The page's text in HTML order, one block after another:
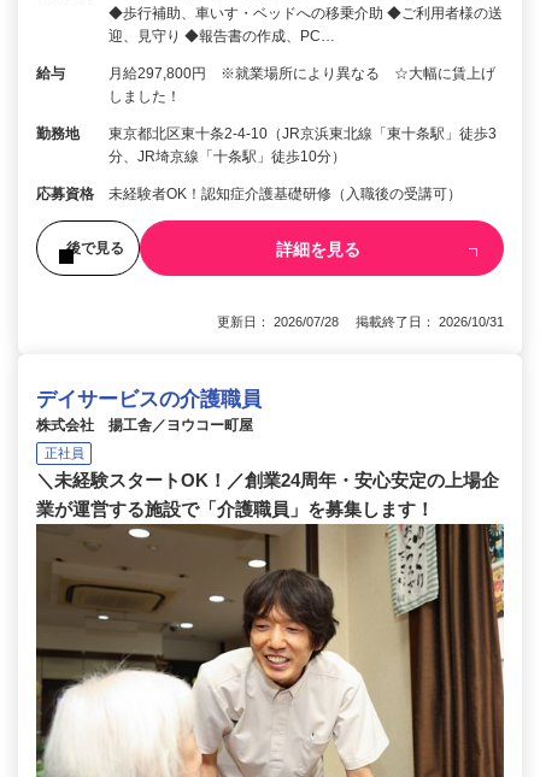
◆歩行補助、車いす・ベッドへの移乗介助 ◆ご利用者様の送
迎、見守り ◆報告書の作成、PC…
給与
月給297,800円 ※就業場所により異なる ☆大幅に賃上げ
しました！
勤務地
東京都北区東十条2-4-10（JR京浜東北線「東十条駅」徒歩3
分、JR埼京線「十条駅」徒歩10分）
応募資格 未経験者OK！認知症介護基礎研修（入職後の受講可）
後で見る 詳細を見る
更新日： 2026/07/28 掲載終了日： 2026/10/31
デイサービスの介護職員
株式会社 揚工舎／ヨウコー町屋
正社員
＼未経験スタートOK！／創業24周年・安心安定の上場企
業が運営する施設で「介護職員」を募集します！